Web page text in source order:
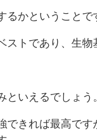
かということで
トであり、生物
いえるでしょう
できれば最高で